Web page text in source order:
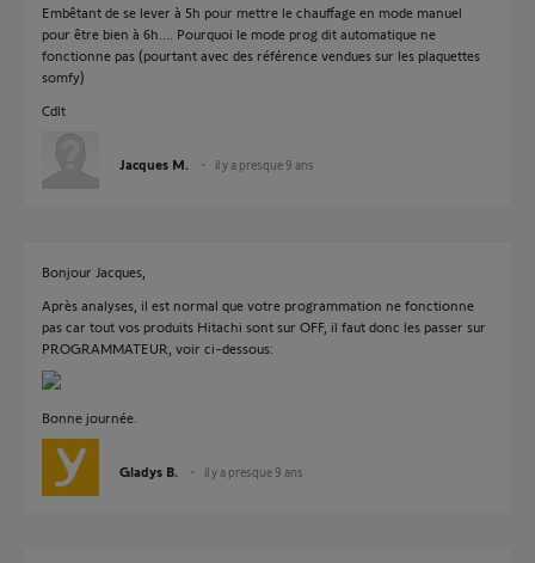
Embêtant de se lever à 5h pour mettre le chauffage en mode manuel
pour être bien à 6h.... Pourquoi le mode prog dit automatique ne
fonctionne pas (pourtant avec des référence vendues sur les plaquettes
somfy)
Cdlt
Jacques M. il y a presque 9 ans
Bonjour Jacques,
Après analyses, il est normal que votre programmation ne fonctionne
pas car tout vos produits Hitachi sont sur OFF, il faut donc les passer sur
PROGRAMMATEUR, voir ci-dessous:
Bonne journée.
Gladys B. il y a presque 9 ans